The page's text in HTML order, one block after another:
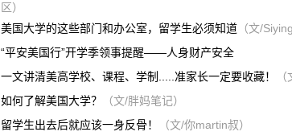
区）
美国大学的这些部门和办公室，留学生必须知道 （文/Siying
“平安美国行”开学季领事提醒——人身财产安全
一文讲清美高学校、课程、学制.....准家长一定要收藏！
如何了解美国大学？ （文/胖妈笔记）
留学生出去后就应该一身反骨！ （文/你martin叔）